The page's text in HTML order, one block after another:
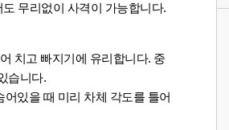
무리없이 사격이 가능합니다.
치고 빠지기에 유리합니다. 중
습니다.
있을 때 미리 차체 각도를 틀어